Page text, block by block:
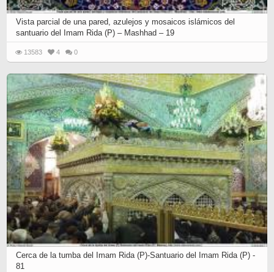
Vista parcial de una pared, azulejos y mosaicos islámicos del
santuario del Imam Rida (P) – Mashhad – 19
13583 4 0
Cerca de la tumba del Imam Rida (P)-Santuario del Imam Rida (P) -
81